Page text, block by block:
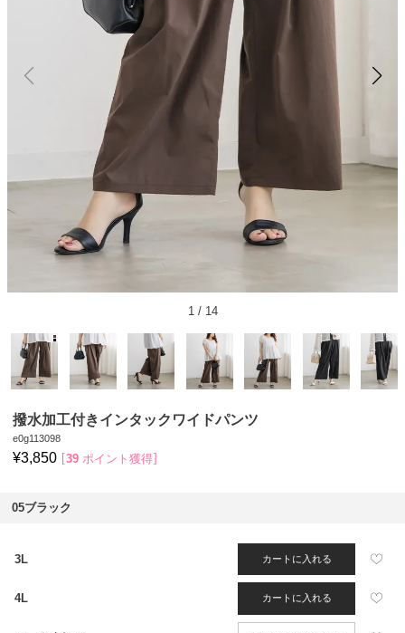
1/ 14
撥水加工付きインタックワイドパンツ
e0g113098
¥3,850 39 ポイント獲得
05ブラック
3L カートに入れる
4L カートに入れる